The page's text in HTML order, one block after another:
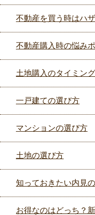
不動産を買う時はハ
不動産購入時の悩み
土地購入のタイミング
一戸建ての選び方
マンションの選び方
土地の選び方
知っておきたい内見
お得なのはどっち？